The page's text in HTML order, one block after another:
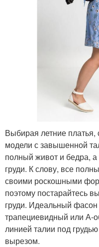
Выбирая летние платья,
модели с завышенной
полный живот и бедра,
груди. К слову, все
своими роскошными
поэтому постарайтесь
груди. Идеальный
трапециевидный или А-
линией талии под
вырезом.